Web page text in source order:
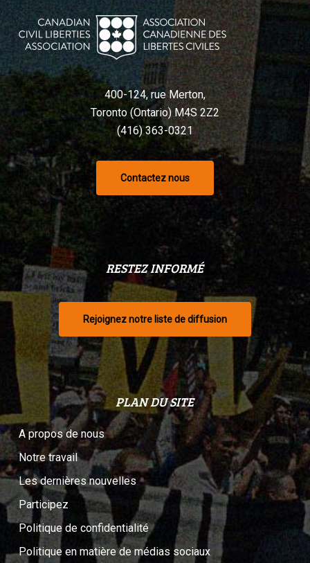
400-124, rue Merton,
Toronto (Ontario) M4S 2Z2
(416) 363-0321
Contactez nous
RESTEZ INFORMÉ
Rejoignez notre liste de diffusion
PLAN DU SITE
A propos de nous
Notre travail
Les dernières nouvelles
Participez
Politique de confidentialité
Politique en matière de médias sociaux